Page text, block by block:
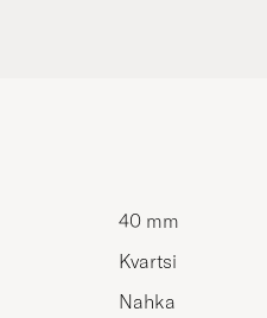
40 mm
Kvartsi
Nahka